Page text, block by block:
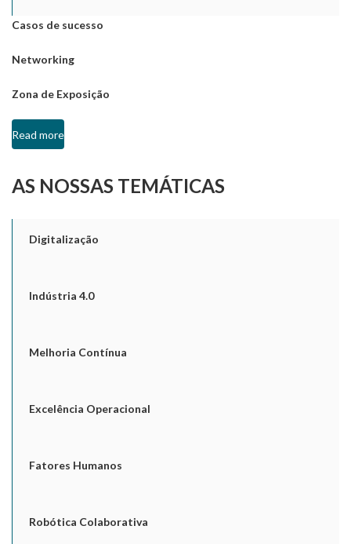
Casos de sucesso
Networking
Zona de Exposição
Read more
AS NOSSAS TEMÁTICAS
Digitalização
Indústria 4.0
Melhoria Contínua
Excelência Operacional
Fatores Humanos
Robótica Colaborativa